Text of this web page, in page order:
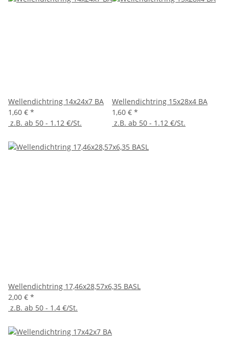
Wellendichtring 14x24x7 BA
1,60 € *
z.B. ab 50 - 1.12 €/St.
Wellendichtring 15x28x4 BA
1,60 € *
z.B. ab 50 - 1.12 €/St.
Wellendichtring 17,46x28,57x6,35 BASL
2,00 € *
z.B. ab 50 - 1.4 €/St.